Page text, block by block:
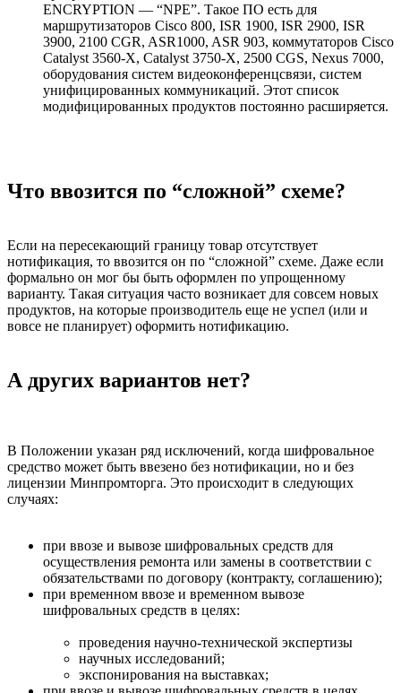
ENCRYPTION — “NPE”. Такое ПО есть для
маршрутизаторов Cisco 800, ISR 1900, ISR 2900, ISR
3900, 2100 CGR, ASR1000, ASR 903, коммутаторов Cisco
Catalyst 3560-X, Catalyst 3750-X, 2500 CGS, Nexus 7000,
оборудования систем видеоконференцсвязи, систем
унифицированных коммуникаций. Этот список
модифицированных продуктов постоянно расширяется.
Что ввозится по “сложной” схеме?
Если на пересекающий границу товар отсутствует
нотификация, то ввозится он по “сложной” схеме. Даже если
формально он мог бы быть оформлен по упрощенному
варианту. Такая ситуация часто возникает для совсем новых
продуктов, на которые производитель еще не успел (или и
вовсе не планирует) оформить нотификацию.
А других вариантов нет?
В Положении указан ряд исключений, когда шифровальное
средство может быть ввезено без нотификации, но и без
лицензии Минпромторга. Это происходит в следующих
случаях:
при ввозе и вывозе шифровальных средств для
осуществления ремонта или замены в соответствии с
обязательствами по договору (контракту, соглашению);
при временном ввозе и временном вывозе
шифровальных средств в целях:
проведения научно-технической экспертизы
научных исследований;
экспонирования на выставках;